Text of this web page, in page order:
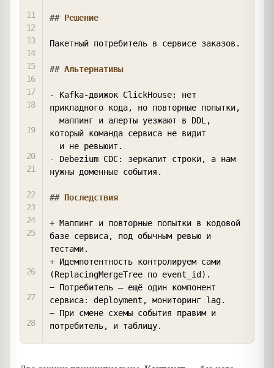
## Решение
Пакетный потребитель в сервисе заказов.
## Альтернативы
-
Kafka-движок ClickHouse: нет
прикладного кода, но повторные попытки,
который команда сервиса не видит
-
Debezium CDC: зеркалит строки, а нам
нужны доменные события.
## Последствия
+ Маппинг и повторные попытки в кодовой
базе сервиса, под обычным ревью и
+ Идемпотентность контролируем сами
(ReplacingMergeTree по event_id).
− Потребитель — ещё один компонент
сервиса: deployment, мониторинг lag.
− При смене схемы события правим и